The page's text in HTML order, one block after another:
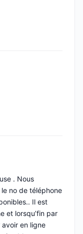
. Nous
no de téléphone
Il est
et lorsqu’fin par
avoir en ligne